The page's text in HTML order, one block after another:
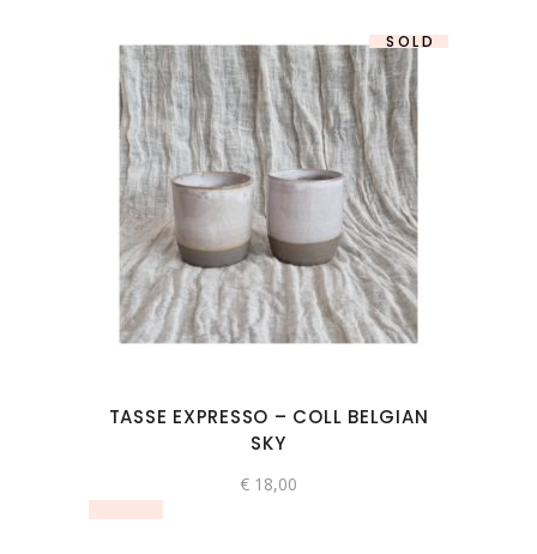
SOLD
TASSE EXPRESSO – COLL BELGIAN
SKY
€ 18,00